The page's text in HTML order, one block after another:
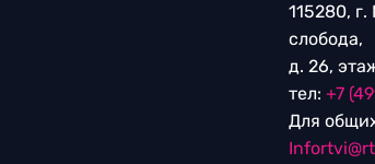
115280,
слобода,
д. 26,
тел: +7
Для